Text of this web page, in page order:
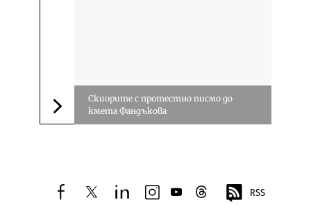
Следваща новина
Скиорите с протестно писмо до
кмета Фандъкова
facebooktwitterlinkedininstagram
youtubethreads RSS